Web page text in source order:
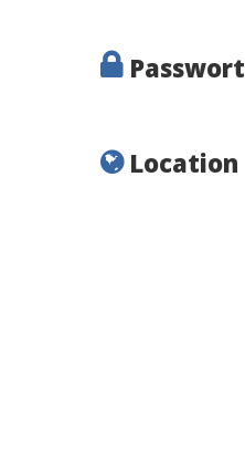
Passwort
Location